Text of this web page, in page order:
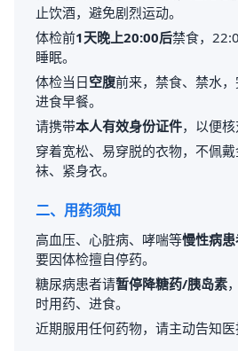
止饮酒，避免剧烈运动。
体检前1天晚上20:00后禁食，
睡眠。
体检当日空腹前来，禁食、禁水
进食早餐。
请携带本人有效身份证件，以便核
穿着宽松、易穿脱的衣物，不佩
袜、紧身衣。
二、用药须知
高血压、心脏病、哮喘等慢性病
要因体检擅自停药。
糖尿病患者请暂停降糖药/胰岛素
时用药、进食。
近期服用任何药物，请主动告知医